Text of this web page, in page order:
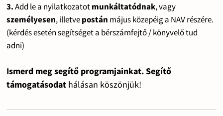
3.Add le a nyilatkozatotmunkáltatódnak, vagy
személyesen, illetvepostán május közepéig a NAV részére.
(kérdés esetén segítséget a bérszámfejtő / könyvelő tud
adni)
Ismerd meg segítő programjainkat. Segítő
támogatásodat hálásan köszönjük!